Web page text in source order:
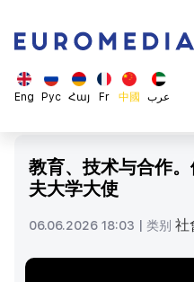
Eng Рус Հայ Fr 中國 عرب
教育、技术与合作
夫大学大使
06.06.2026 18:03 | 类别 社